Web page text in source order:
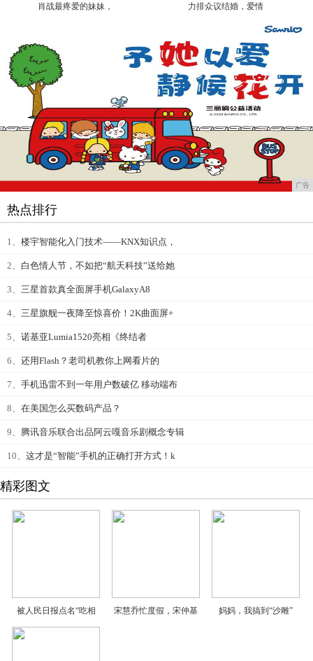
肖战最疼爱的妹妹， 力排众议结婚，爱情
广告
热点排行
1、 楼宇智能化入门技术——KNX知识点，
2、 白色情人节，不如把“航天科技”送给她
3、 三星首款真全面屏手机GalaxyA8
4、 三星旗舰一夜降至惊喜价！2K曲面屏+
5、 诺基亚Lumia1520亮相《终结者
6、 还用Flash？老司机教你上网看片的
7、 手机迅雷不到一年用户数破亿 移动端布
8、 在美国怎么买数码产品？
9、 腾讯音乐联合出品阿云嘎音乐剧概念专辑
10、 这才是“智能”手机的正确打开方式！k
精彩图文
被人民日报点名“吃相 宋慧乔忙度假，宋仲基 妈妈，我搞到“沙雕”